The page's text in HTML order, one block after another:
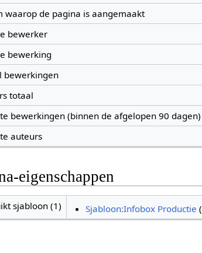
waarop de pagina is aangemaakt
bewerker
bewerking
bewerkingen
totaal
bewerkingen (binnen de afgelopen 90 dagen)
auteurs
eigenschappen
sjabloon (1) Sjabloon:Infobox Productie (